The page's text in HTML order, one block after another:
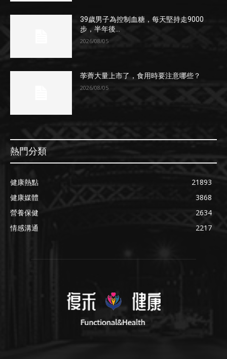
39歲男子為控制血糖，每天堅持走9000
步，半年後...
2026/08/05
荸薺大量上市了，食用時要注意哪些？
2026/08/05
熱門分類
健康熱點
21893
健康媒體
3868
營養保健
2634
情感溝通
2217